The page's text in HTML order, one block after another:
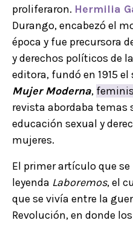
proliferaron. Hermilia
Durango, encabezó el
época y fue precursora
y derechos políticos de
editora, fundó en 1915
Mujer Moderna,
revista abordaba temas
educación sexual y
mujeres.
El primer artículo que
leyenda Laboremos, el
que se vivía entre la
Revolución, en donde